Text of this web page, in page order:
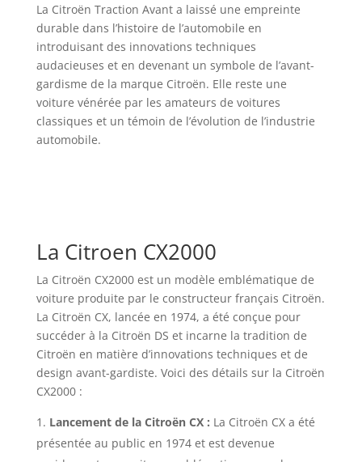
La Citroën Traction Avant a laissé une empreinte
durable dans l’histoire de l’automobile en
introduisant des innovations techniques
audacieuses et en devenant un symbole de l’avant-
gardisme de la marque Citroën. Elle reste une
voiture vénérée par les amateurs de voitures
classiques et un témoin de l’évolution de l’industrie
automobile.
La Citroen CX2000
La Citroën CX2000 est un modèle emblématique de
voiture produite par le constructeur français Citroën.
La Citroën CX, lancée en 1974, a été conçue pour
succéder à la Citroën DS et incarne la tradition de
Citroën en matière d’innovations techniques et de
design avant-gardiste. Voici des détails sur la Citroën
CX2000 :
Lancement de la Citroën CX : La Citroën CX a été
présentée au public en 1974 et est devenue